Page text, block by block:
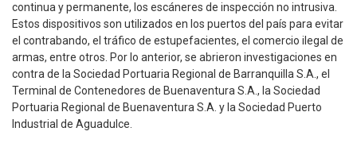
continua y permanente, los escáneres de inspección no intrusiva.
Estos dispositivos son utilizados en los puertos del país para evitar
el contrabando, el tráfico de estupefacientes, el comercio ilegal de
armas, entre otros. Por lo anterior, se abrieron investigaciones en
contra de la Sociedad Portuaria Regional de Barranquilla S.A., el
Terminal de Contenedores de Buenaventura S.A., la Sociedad
Portuaria Regional de Buenaventura S.A. y la Sociedad Puerto
Industrial de Aguadulce.